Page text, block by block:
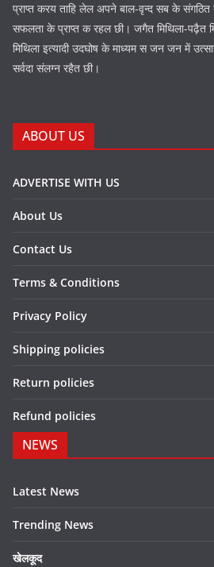
प्राप्त करय ताहि लेल अपने बाल-वृन्द सब के संगठित
सफलता के प्राप्त क रहल छी। जगैत मिथिला-पढ़ैत
मिथिला इत्यादी उदघोष के माध्यम स जन जन में
सर्वदा संलग्न रहैत छी।
ABOUT US
ADVERTISE WITH US
About Us
Contact Us
Terms & Conditions
Privacy Policy
Shipping policies
Return policies
Refund policies
NEWS
Latest News
Trending News
खेलकूद